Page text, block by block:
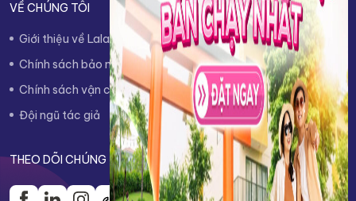
VỀ CHÚNG TÔI
Giới thiệu về Lalago
Quy trình đặt phòng
Chính sách bảo mật thông tin
Chính sách hủy/hoàn trả
Chính sách vận chuyển
Chính sách thanh toán
Đội ngũ tác giả
Liên hệ
THEO DÕI CHÚNG TÔI